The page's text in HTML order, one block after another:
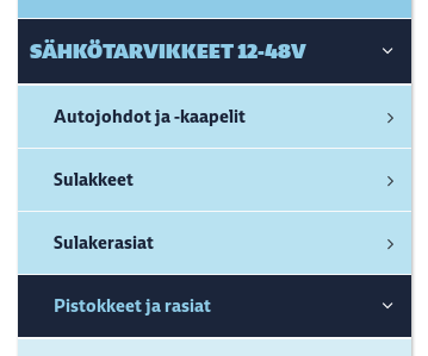
SÄHKÖTARVIKKEET 12-48V
Autojohdot ja -kaapelit
Sulakkeet
Sulakerasiat
Pistokkeet ja rasiat